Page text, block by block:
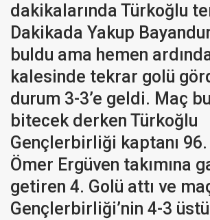
dakikalarında Türkoğlu
Dakikada Yakup
buldu ama hemen
kalesinde tekrar golü
durum 3-3’e geldi. Maç
bitecek derken Türkoğlu
Gençlerbirliği kaptanı
Ömer Ergüven takımına
getiren 4. Golü attı ve
Gençlerbirliği’nin 4-3